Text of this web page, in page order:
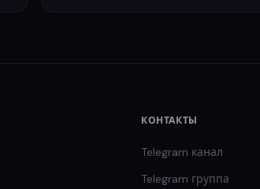
КОНТАКТЫ
Telegram канал
Telegram группа